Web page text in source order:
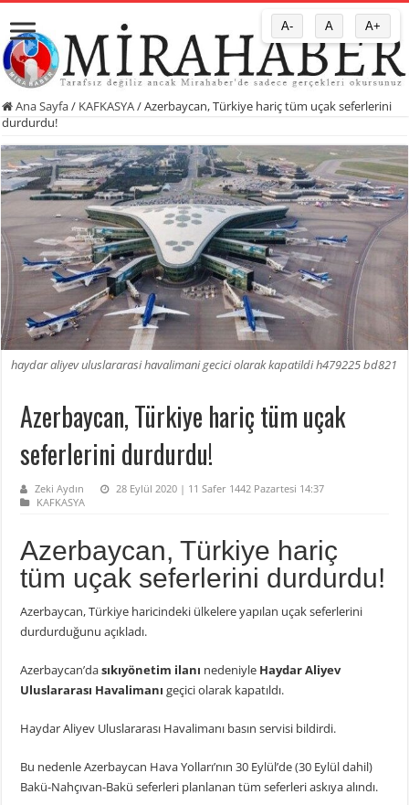
Ana Sayfa/ KAFKASYA/Azerbaycan, Türkiye hariç tüm uçak seferlerini
durdurdu!
haydar aliyev uluslararasi havalimani gecici olarak kapatildi h479225 bd821
Azerbaycan, Türkiye hariç tüm uçak
seferlerini durdurdu!
Zeki Aydın
28 Eylül 2020 | 11 Safer 1442 Pazartesi 14:37
KAFKASYA
Azerbaycan, Türkiye hariç
tüm uçak seferlerini durdurdu!
Azerbaycan, Türkiye haricindeki ülkelere yapılan uçak seferlerini
durdurduğunu açıkladı.
Azerbaycan’dasıkıyönetim ilanı nedeniyle Haydar Aliyev
Uluslararası Havalimanı geçici olarak kapatıldı.
Haydar Aliyev Uluslararası Havalimanı basın servisi bildirdi.
Bu nedenle Azerbaycan Hava Yolları’nın 30 Eylül’de (30 Eylül dahil)
Bakü-Nahçıvan-Bakü seferleri planlanan tüm seferleri askıya alındı.
A- A A+